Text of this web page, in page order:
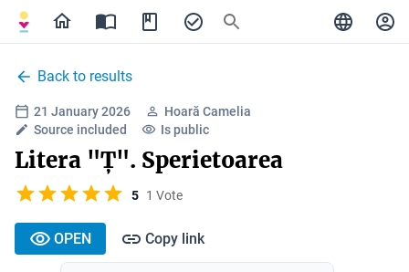
Back to results
21 January 2026
Hoară Camelia
Source included
Is public
Litera "Ț". Sperietoarea
5 1 Vote
OPEN Copy link